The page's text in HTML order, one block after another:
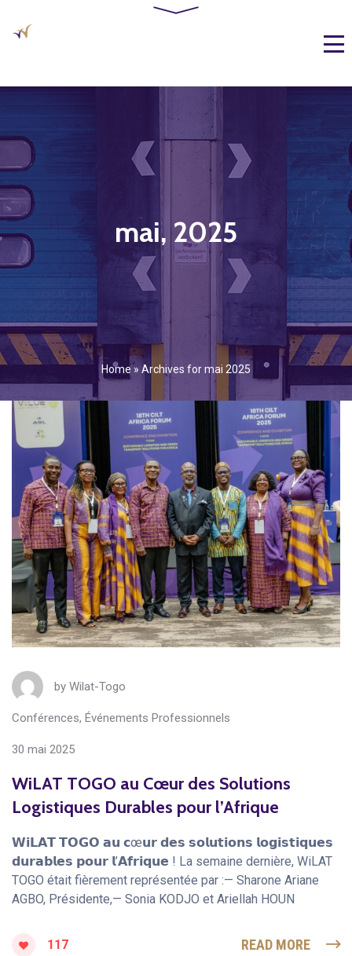
mai, 2025
Home» Archives for mai 2025
by Wilat-Togo
Conférences, Événements Professionnels
30 mai 2025
WiLAT TOGO au Cœur des Solutions
Logistiques Durables pour l’Afrique
𝗪𝗶𝗟𝗔𝗧 𝗧𝗢𝗚𝗢 𝗮𝘂 𝗰œ𝘂𝗿 𝗱𝗲𝘀 𝘀𝗼𝗹𝘂𝘁𝗶𝗼𝗻𝘀 𝗹𝗼𝗴𝗶𝘀𝘁𝗶𝗾𝘂𝗲𝘀
𝗱𝘂𝗿𝗮𝗯𝗹𝗲𝘀 𝗽𝗼𝘂𝗿 𝗹’𝗔𝗳𝗿𝗶𝗾𝘂𝗲 ! La semaine dernière, WiLAT
TOGO était fièrement représentée par :— Sharone Ariane
AGBO, Présidente,— Sonia KODJO et Ariellah HOUN
117 READ MORE